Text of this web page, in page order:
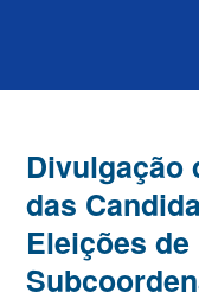
Divulgação
das
Eleições